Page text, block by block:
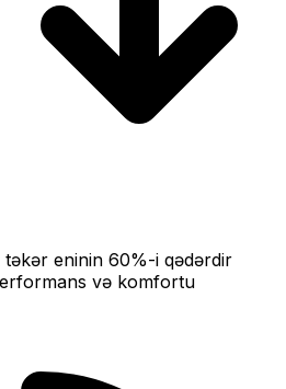
təkər eninin 60%-i qədərdir
və komfortu